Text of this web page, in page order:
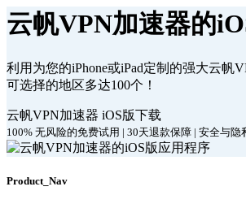
云帆VPN加速器的
利用为您的iPhone或iPad定制的强大云帆
可选择的地区多达100个！
云帆VPN加速器 iOS版下载
100% 无风险的免费试用 | 30天退款保障 | 安全与隐
Product_Nav